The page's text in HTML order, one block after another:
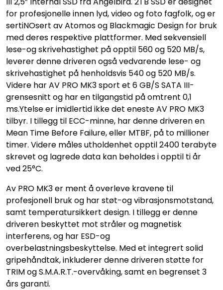
for profesjonelle innen lyd, video og foto fagfolk, og er
sertiNOsert av Atomos og Blackmagic Design for bruk
med deres respektive plattformer. Med sekvensiell
lese-og skrivehastighet på opptil 560 og 520 MB/s,
leverer denne driveren også vedvarende lese- og
skrivehastighet på henholdsvis 540 og 520 MB/s.
Videre har AV PRO MK3 sport et 6 GB/S SATA III-
grensesnitt og har en tilgangstid på omtrent 0,1
ms.Ytelse er imidlertid ikke det eneste AV PRO MK3
tilbyr. I tillegg til ECC-minne, har denne driveren en
Mean Time Before Failure, eller MTBF, på to millioner
timer. Videre måles utholdenhet opptil 2400 terabyte
skrevet og lagrede data kan beholdes i opptil ti år
ved 25°C.
Av PRO MK3 er ment å overleve kravene til
profesjonell bruk og har støt-og vibrasjonsmotstand,
samt temperatursikkert design. I tillegg er denne
driveren beskyttet mot stråler og magnetisk
interferens, og har ESD-og
overbelastningsbeskyttelse. Med et integrert solid
gripehåndtak, inkluderer denne driveren støtte for
TRIM og S.M.A.R.T.-overvåking, samt en begrenset 3
års garanti.